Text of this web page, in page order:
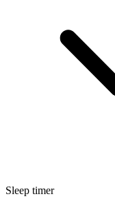
Sleep timer